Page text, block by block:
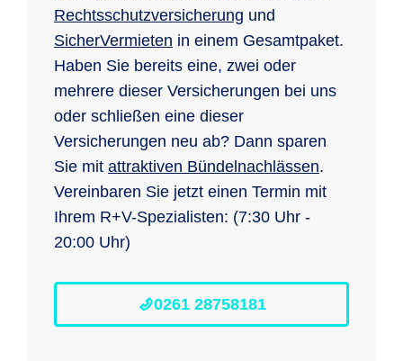
Rechtsschutzversicherung und
SicherVermieten in einem Gesamtpaket.
Haben Sie bereits eine, zwei oder
mehrere dieser Versicherungen bei uns
oder schließen eine dieser
Versicherungen neu ab? Dann sparen
Sie mit attraktiven Bündelnachlässen.
Vereinbaren Sie jetzt einen Termin mit
Ihrem R+V-Spezialisten: (7:30 Uhr -
20:00 Uhr)
0261 28758181